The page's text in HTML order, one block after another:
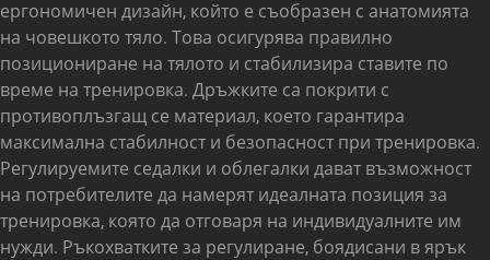
ергономичен дизайн, който е съобразен с анатомията
на човешкото тяло. Това осигурява правилно
позициониране на тялото и стабилизира ставите по
време на тренировка. Дръжките са покрити с
противоплъзгащ се материал, което гарантира
максимална стабилност и безопасност при тренировка.
Регулируемите седалки и облегалки дават възможност
на потребителите да намерят идеалната позиция за
тренировка, която да отговаря на индивидуалните им
нужди. Ръкохватките за регулиране, боядисани в ярък